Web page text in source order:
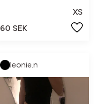
XS
60 SEK
leonie.n